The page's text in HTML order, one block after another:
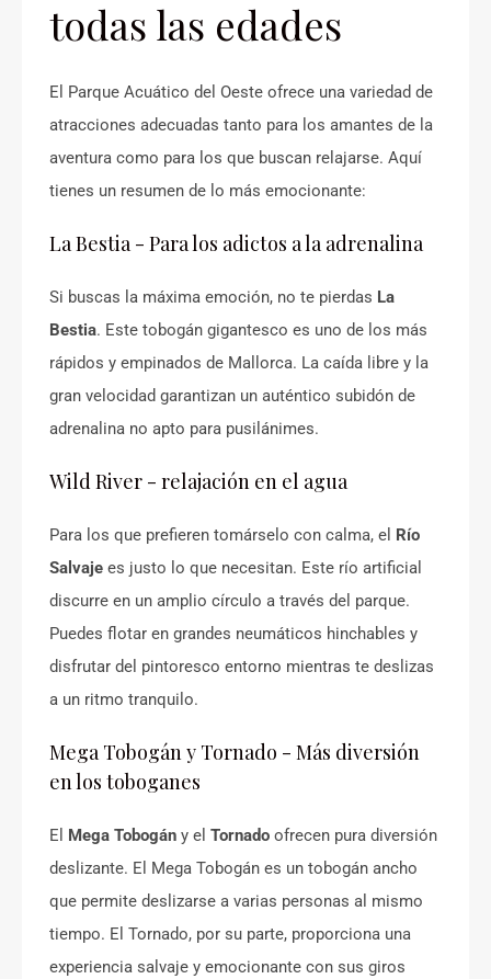
todas las edades
El Parque Acuático del Oeste ofrece una variedad de
atracciones adecuadas tanto para los amantes de la
aventura como para los que buscan relajarse. Aquí
tienes un resumen de lo más emocionante:
La Bestia - Para los adictos a la adrenalina
Si buscas la máxima emoción, no te pierdas La
Bestia. Este tobogán gigantesco es uno de los más
rápidos y empinados de Mallorca. La caída libre y la
gran velocidad garantizan un auténtico subidón de
adrenalina no apto para pusilánimes.
Wild River - relajación en el agua
Para los que prefieren tomárselo con calma, el
Río
Salvaje es justo lo que necesitan. Este río artificial
discurre en un amplio círculo a través del parque.
Puedes flotar en grandes neumáticos hinchables y
disfrutar del pintoresco entorno mientras te deslizas
a un ritmo tranquilo.
Mega Tobogán y Tornado - Más diversión
en los toboganes
El Mega Tobogán y el Tornado ofrecen pura diversión
deslizante. El Mega Tobogán es un tobogán ancho
que permite deslizarse a varias personas al mismo
tiempo. El Tornado, por su parte, proporciona una
experiencia salvaje y emocionante con sus giros